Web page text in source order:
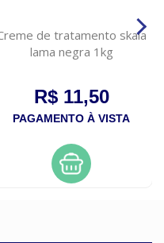
de tratamento skala
lama negra 1kg
R$ 11,50
PAGAMENTO À VISTA